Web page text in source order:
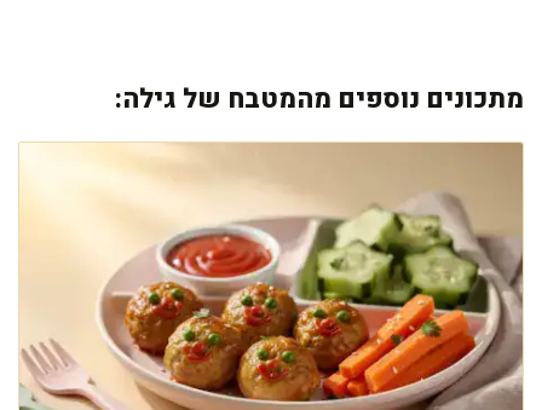
מתכונים נוספים מהמטבח של גילה: